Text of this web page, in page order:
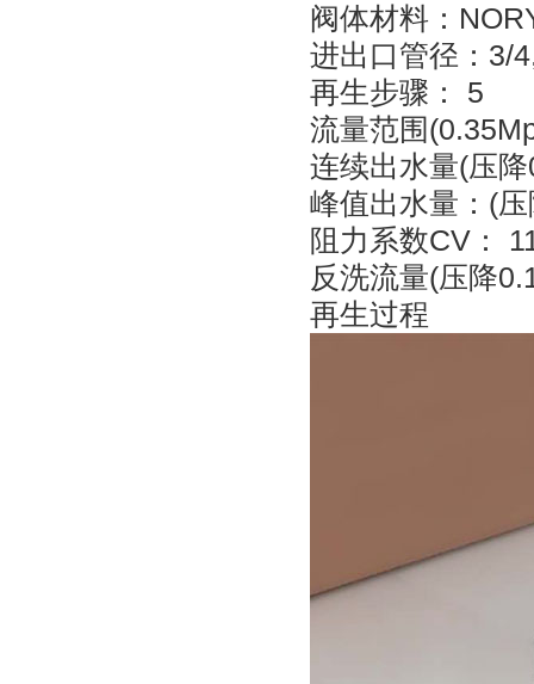
阀体材料：
进出口管径：3/
再生步骤： 5
流量范围
连续出水量(压
峰值出水量：(
阻力系数CV：
反洗流量(压降
再生过程